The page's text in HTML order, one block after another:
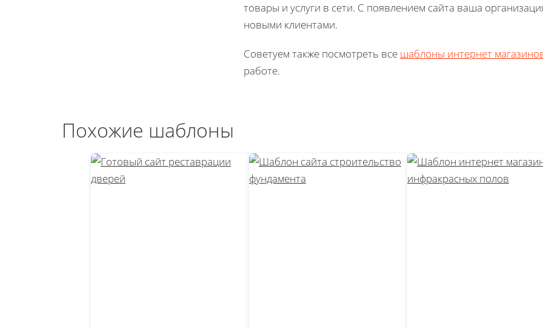
товары и услуги в сети. С появлением сайта ваша
новыми клиентами.
Советуем также посмотреть все шаблоны интернет
работе.
Похожие шаблоны